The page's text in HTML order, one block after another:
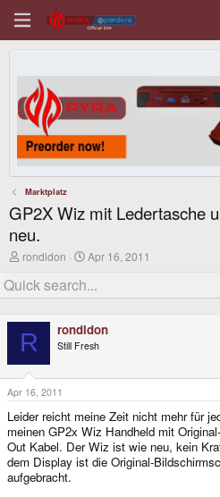
Marktplatz
GP2X Wiz mit Ledertasche
neu.
T
r
e
d
s
t
a
r
t
e
r
rondidon
S
r
d
a
t
Apr 16, 2011
R rondidon
Still Fresh
Apr 16, 2011
Leider reicht meine Zeit nicht mehr für
meinen GP2x Wiz Handheld mit
Out Kabel. Der Wiz ist wie neu, kein
dem Display ist die Original-
aufgebracht.